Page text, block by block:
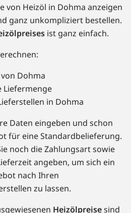
von Heizöl in Dohma anzeigen
ganz unkompliziert bestellen.
ist ganz einfach.
Dohma
Liefermenge
in Dohma
Daten eingeben und schon
für eine Standardbelieferung.
noch die Zahlungsart sowie
angeben, um sich ein
nach Ihren
zu lassen.
Heizölpreisesind